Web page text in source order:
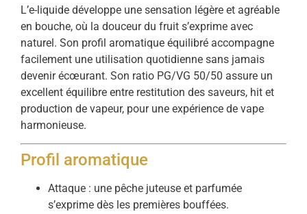
L’e-liquide développe une sensation légère et agréable
en bouche, où la douceur du fruit s’exprime avec
naturel. Son profil aromatique équilibré accompagne
facilement une utilisation quotidienne sans jamais
devenir écœurant. Son ratio PG/VG 50/50 assure un
excellent équilibre entre restitution des saveurs, hit et
production de vapeur, pour une expérience de vape
harmonieuse.
Profil aromatique
Attaque : une pêche juteuse et parfumée
s’exprime dès les premières bouffées.